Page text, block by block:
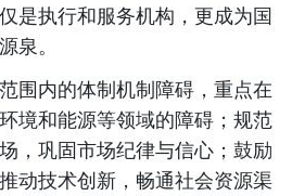
是执行和服务机构，更成为国
泉。
围内的体制机制障碍，重点在
境和能源等领域的障碍；规范
，巩固市场纪律与信心；鼓励
动技术创新，畅通社会资源渠